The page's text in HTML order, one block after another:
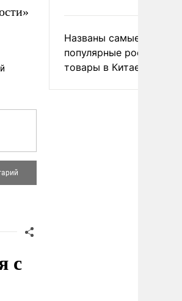
с
Названы самые
популярные российские
товары в Китае